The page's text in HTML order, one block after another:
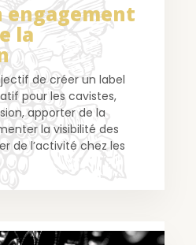
engagement
la
de créer un label
pour les cavistes,
apporter de la
la visibilité des
de l’activité chez les